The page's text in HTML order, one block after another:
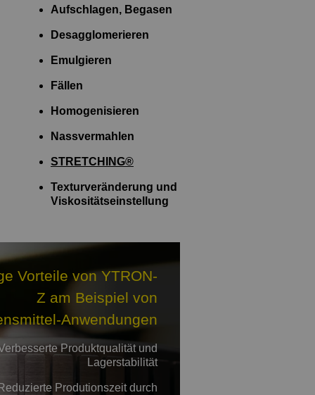
Aufschlagen, Begasen
Desagglomerieren
Emulgieren
Fällen
Homogenisieren
Nassvermahlen
STRETCHING®
Texturveränderung und
Viskositätseinstellung
Vorteile von YTRON-
Z am Beispiel von
Anwendungen
Produktqualität und
Lagerstabilität
Produtionszeit durch